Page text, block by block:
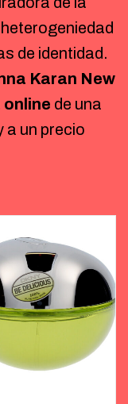
de identidad.
Karan New
online de una
a un precio